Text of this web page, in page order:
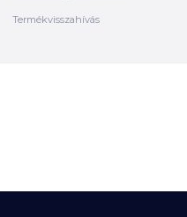
Termékvisszahívás